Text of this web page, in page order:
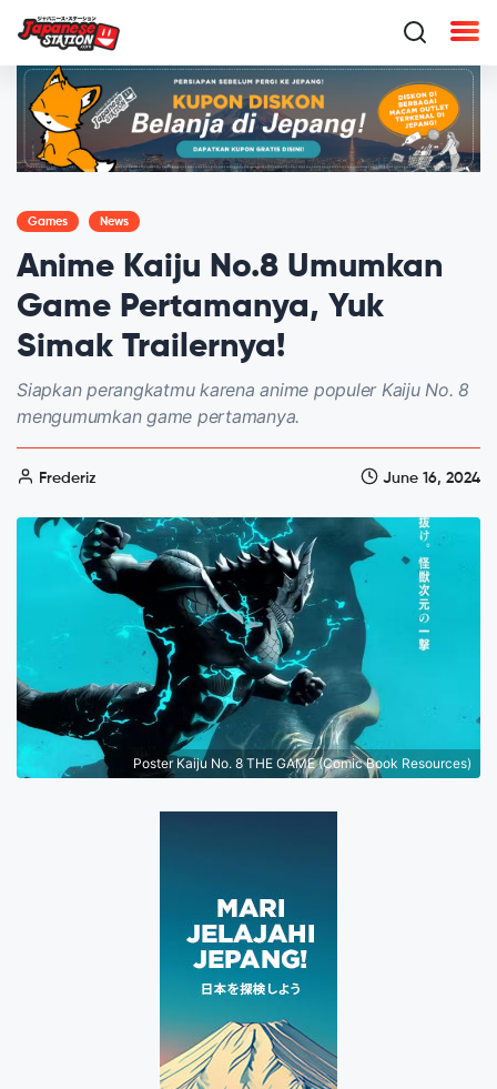
Games News
Anime Kaiju No.8 Umumkan
Game Pertamanya, Yuk
Simak Trailernya!
Siapkan perangkatmu karena anime populer Kaiju No. 8
mengumumkan game pertamanya.
Frederiz June 16, 2024
Poster Kaiju No. 8 THE GAME (Comic Book Resources)